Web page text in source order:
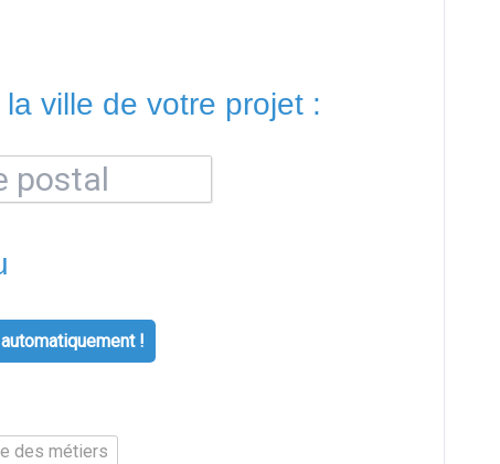
ville de votre projet :
!
des métiers